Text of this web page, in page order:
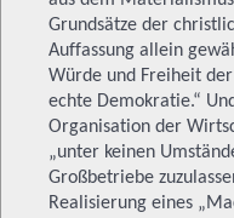
Grundsätze der
Auffassung allein
Würde und Freiheit
echte Demokratie.“
Organisation der
„unter keinen
Großbetriebe
Realisierung eines